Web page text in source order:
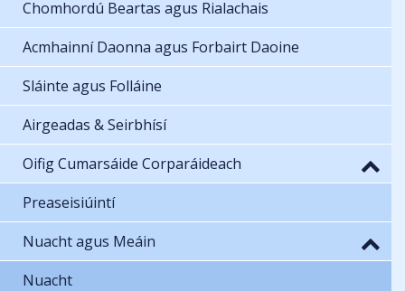
Chomhordú Beartas agus Rialachais
Acmhainní Daonna agus Forbairt Daoine
Sláinte agus Folláine
Airgeadas & Seirbhísí
Oifig Cumarsáide Corparáideach
Preaseisiúintí
Nuacht agus Meáin
Nuacht